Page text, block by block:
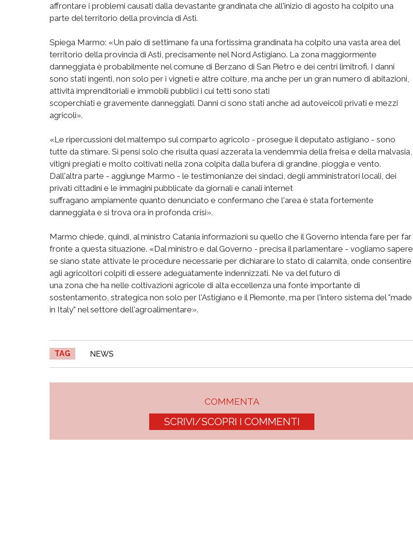
affrontare i problemi causati dalla devastante grandinata che all'inizio di agosto ha colpito una
parte del territorio della provincia di Asti.
Spiega Marmo: «Un paio di settimane fa una fortissima grandinata ha colpito una vasta area del
territorio della provincia di Asti, precisamente nel Nord Astigiano. La zona maggiormente
danneggiata è probabilmente nel comune di Berzano di San Pietro e dei centri limitrofi. I danni
sono stati ingenti, non solo per i vigneti e altre colture, ma anche per un gran numero di abitazioni,
attività imprenditoriali e immobili pubblici i cui tetti sono stati
scoperchiati e gravemente danneggiati. Danni ci sono stati anche ad autoveicoli privati e mezzi
agricoli».
«Le ripercussioni del maltempo sul comparto agricolo - prosegue il deputato astigiano - sono
tutte da stimare. Si pensi solo che risulta quasi azzerata la vendemmia della freisa e della malvasia,
vitigni pregiati e molto coltivati nella zona colpita dalla bufera di grandine, pioggia e vento.
Dall'altra parte - aggiunge Marmo - le testimonianze dei sindaci, degli amministratori locali, dei
privati cittadini e le immagini pubblicate da giornali e canali internet
suffragano ampiamente quanto denunciato e confermano che l'area è stata fortemente
danneggiata e si trova ora in profonda crisi».
Marmo chiede, quindi, al ministro Catania informazioni su quello che il Governo intenda fare per far
fronte a questa situazione. «Dal ministro e dal Governo - precisa il parlamentare - vogliamo sapere
se siano state attivate le procedure necessarie per dichiarare lo stato di calamità, onde consentire
agli agricoltori colpiti di essere adeguatamente indennizzati. Ne va del futuro di
una zona che ha nelle coltivazioni agricole di alta eccellenza una fonte importante di
sostentamento, strategica non solo per l'Astigiano e il Piemonte, ma per l'intero sistema del "made
in Italy" nel settore dell'agroalimentare».
TAG NEWS
COMMENTA
SCRIVI/SCOPRI I COMMENTI